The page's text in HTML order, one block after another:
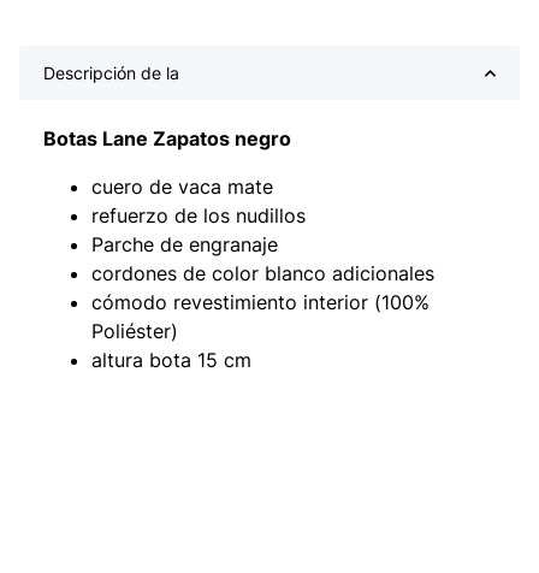
Descripción de la
Botas Lane Zapatos negro
cuero de vaca mate
refuerzo de los nudillos
Parche de engranaje
cordones de color blanco adicionales
cómodo revestimiento interior (100%
Poliéster)
altura bota 15 cm